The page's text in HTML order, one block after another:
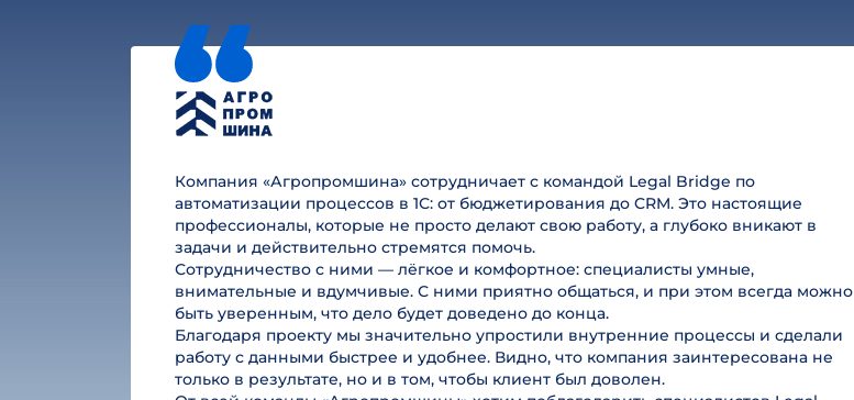
Компания «Агропромшина» сотрудничает с командой Legal Bridge по
автоматизации процессов в 1С: от бюджетирования до CRM. Это настоящие
профессионалы, которые не просто делают свою работу, а глубоко вникают в
задачи и действительно стремятся помочь.
Сотрудничество с ними — лёгкое и комфортное: специалисты умные,
внимательные и вдумчивые. С ними приятно общаться, и при этом всегда можно
быть уверенным, что дело будет доведено до конца.
Благодаря проекту мы значительно упростили внутренние процессы и сделали
работу с данными быстрее и удобнее. Видно, что компания заинтересована не
только в результате, но и в том, чтобы клиент был доволен.